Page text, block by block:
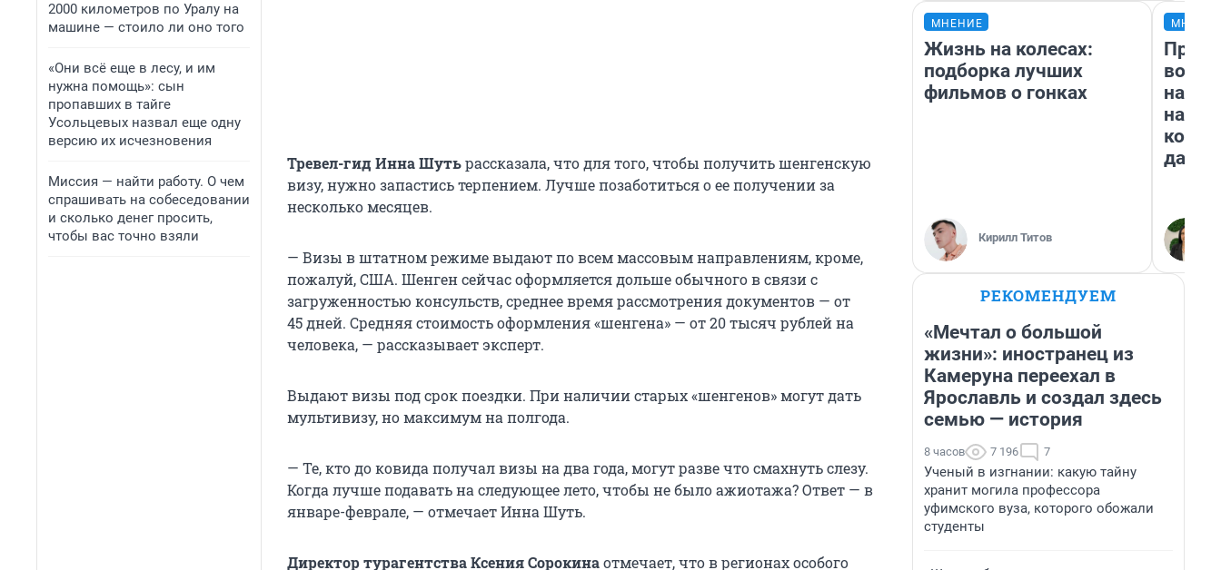
2000 километров по Уралу на
машине — стоило ли оно того
«Они всё еще в лесу, и им
нужна помощь»: сын
пропавших в тайге
Усольцевых назвал еще одну
версию их исчезновения
Миссия — найти работу. О чем
спрашивать на собеседовании
и сколько денег просить,
чтобы вас точно взяли
Тревел-гид Инна Шутьрассказала, что для того, чтобы получить шенгенскую
визу, нужно запастись терпением. Лучше позаботиться о ее получении за
несколько месяцев.
— Визы в штатном режиме выдают по всем массовым направлениям, кроме,
пожалуй, США. Шенген сейчас оформляется дольше обычного в связи с
загруженностью консульств, среднее время рассмотрения документов — от
45 дней. Средняя стоимость оформления «шенгена» — от 20 тысяч рублей на
человека, — рассказывает эксперт.
Выдают визы под срок поездки. При наличии старых «шенгенов» могут дать
мультивизу, но максимум на полгода.
— Те, кто до ковида получал визы на два года, могут разве что смахнуть слезу.
Когда лучше подавать на следующее лето, чтобы не было ажиотажа? Ответ — в
январе-феврале, — отмечает Инна Шуть.
Директор турагентства Ксения Сорокинаотмечает, что в регионах особого
МНЕНИЕ
Жизнь на колесах:
подборка лучших
фильмов о гонках
Кирилл Титов
нам
даже
РЕКОМЕНДУЕМ
«Мечтал о большой
жизни»: иностранец из
Камеруна переехал в
Ярославль и создал здесь
семью — история
8 часов 7 196 7
Ученый в изгнании: какую тайну
хранит могила профессора
уфимского вуза, которого обожали
студенты